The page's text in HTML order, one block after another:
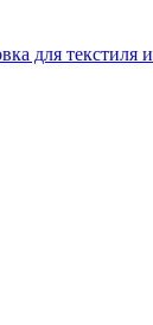
для текстиля и